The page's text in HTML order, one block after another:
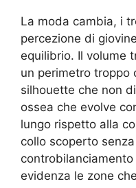
La moda cambia, i
percezione di
equilibrio. Il volume
un perimetro troppo
silhouette che non
ossea che evolve
lungo rispetto alla
collo scoperto
evidenza le zone